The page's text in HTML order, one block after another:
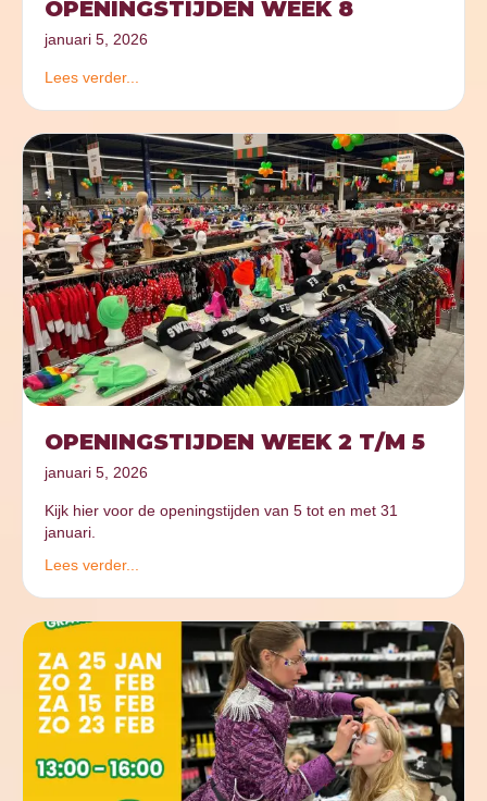
OPENINGSTIJDEN WEEK 8
januari 5, 2026
Lees verder...
OPENINGSTIJDEN WEEK 2 T/M 5
januari 5, 2026
Kijk hier voor de openingstijden van 5 tot en met 31
januari.
Lees verder...